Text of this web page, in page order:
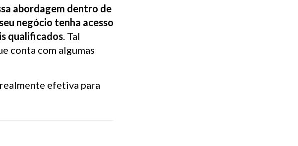
abordagem dentro de
negócio tenha acesso
qualificados. Tal
conta com algumas
realmente efetiva para